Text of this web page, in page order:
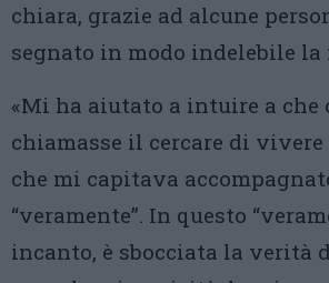
chiara, grazie ad alcune
segnato in modo indelebile la
«Mi ha aiutato a intuire a che
chiamasse il cercare di
che mi capitava
“veramente”. In questo
incanto, è sbocciata la verità